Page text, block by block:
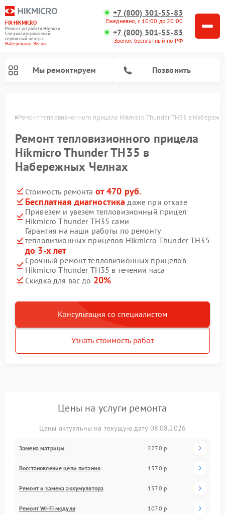
FIX-HIKMICRO
Ремонт устройств Hikmicro
Специализированный
cервисный центр г.
Набережные Челны
+7 (800) 301-55-83
Ежедневно, с 10:00 до 20:00
+7 (800) 301-55-83
Звонок бесплатный по РФ
Мы ремонтируем Позвонить
Ремонт тепловизионного прицела Hikmicro Thunder TH35 в
Ремонт тепловизионного прицела
Hikmicro Thunder TH35 в
Набережных Челнах
Стоимость ремонта от 470 руб.
Бесплатная диагностика даже при отказе
Привезем и увезем тепловизионный прицел
Hikmicro Thunder TH35 сами
Гарантия на наши работы по ремонту
тепловизионных прицелов Hikmicro Thunder TH35
до 3-х лет
Срочный ремонт тепловизионных прицелов
Hikmicro Thunder TH35 в течении часа
Скидка для вас до 20%
Консультация со специалистом
Узнать стоимость работ
Цены на услуги ремонта
Цены актуальны на текущую дату 08.08.2026
Замена матрицы 2270 р
Восстановление цепи питания 1570 р
Ремонт и замена аккумулятора 1570 р
Ремонт Wi-Fi модуля 1070 р